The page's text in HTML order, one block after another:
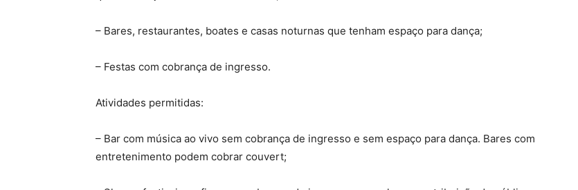
– Bares, restaurantes, boates e casas noturnas que tenham espaço para dança;
– Festas com cobrança de ingresso.
Atividades permitidas:
– Bar com música ao vivo sem cobrança de ingresso e sem espaço para dança. Bares com
entretenimento podem cobrar couvert;